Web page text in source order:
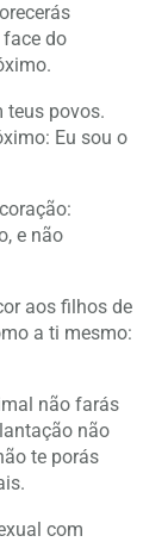
face do
teus povos.
Eu sou o
e não
aos filhos de
a ti mesmo:
não farás
não
te porás
com